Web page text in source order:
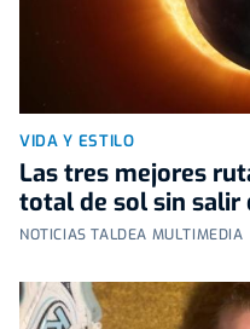
VIDA Y ESTILO
Las tres mejores
total de sol sin salir
NOTICIAS TALDEA MULTIMEDIA